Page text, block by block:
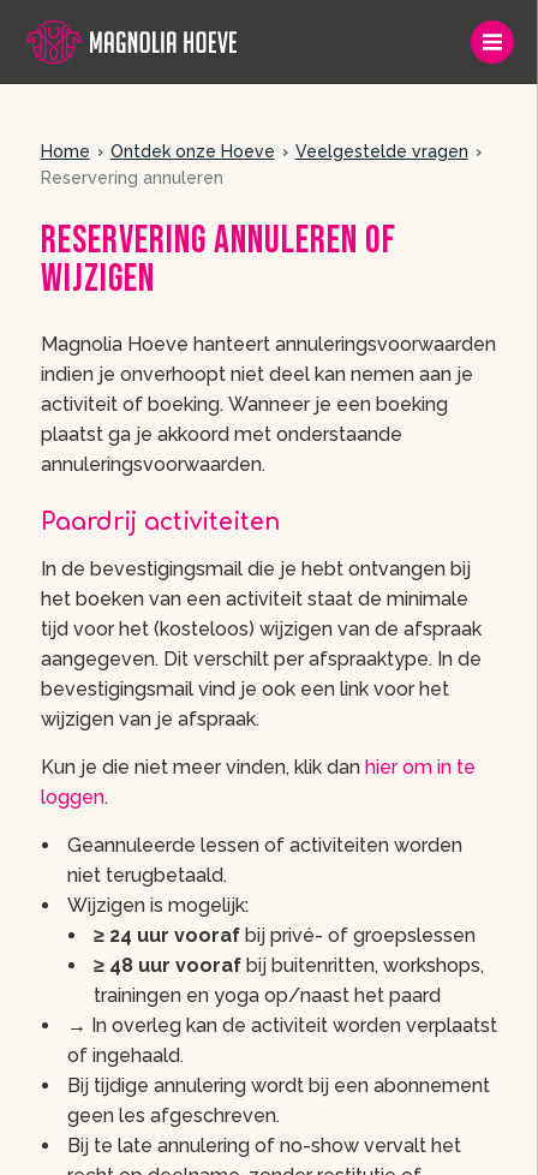
Home Ontdek onze Hoeve
Veelgestelde vragen
Reservering annuleren
Reservering annuleren of
wijzigen
Magnolia Hoeve hanteert annuleringsvoorwaarden
indien je onverhoopt niet deel kan nemen aan je
activiteit of boeking. Wanneer je een boeking
plaatst ga je akkoord met onderstaande
annuleringsvoorwaarden.
Paardrij activiteiten
In de bevestigingsmail die je hebt ontvangen bij
het boeken van een activiteit staat de minimale
tijd voor het (kosteloos) wijzigen van de afspraak
aangegeven. Dit verschilt per afspraaktype. In de
bevestigingsmail vind je ook een link voor het
wijzigen van je afspraak.
Kun je die niet meer vinden, klik dan hier om in te
loggen.
Geannuleerde lessen of activiteiten worden
niet terugbetaald.
Wijzigen is mogelijk:
≥ 24 uur voorafbij privé- of groepslessen
≥ 48 uur voorafbij buitenritten, workshops,
trainingen en yoga op/naast het paard
→ In overleg kan de activiteit worden verplaatst
of ingehaald.
Bij tijdige annulering wordt bij een abonnement
geen les afgeschreven.
Bij te late annulering of no-show vervalt het